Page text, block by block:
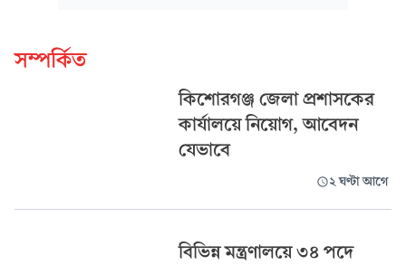
সম্পর্কিত
কিশোরগঞ্জ জেলা প্রশাসকের
কার্যালয়ে নিয়োগ, আবেদন
যেভাবে
২ ঘণ্টা আগে
বিভিন্ন মন্ত্রণালয়ে ৩৪ পদে